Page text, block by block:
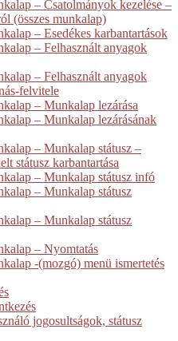
– Csatolmányok kezelése –
(összes munkalap)
– Esedékes karbantartások
– Felhasznált anyagok
– Felhasznált anyagok
felvitele
– Munkalap lezárása
– Munkalap lezárásának
– Munkalap státusz –
státusz karbantartása
– Munkalap státusz infó
– Munkalap státusz
– Munkalap státusz
– Nyomtatás
-(mozgó) menü ismertetés
jogosultságok, státusz